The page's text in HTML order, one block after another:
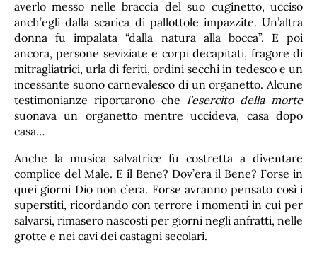
averlo messo nelle braccia del suo cuginetto, ucciso
anch’egli dalla scarica di pallottole impazzite. Un’altra
donna fu impalata “dalla natura alla bocca”. E poi
ancora, persone seviziate e corpi decapitati, fragore di
mitragliatrici, urla di feriti, ordini secchi in tedesco e un
incessante suono carnevalesco di un organetto. Alcune
testimonianze riportarono che l’esercito della morte
suonava un organetto mentre uccideva, casa dopo
casa…
Anche la musica salvatrice fu costretta a diventare
complice del Male. E il Bene? Dov’era il Bene? Forse in
quei giorni Dio non c’era. Forse avranno pensato così i
superstiti, ricordando con terrore i momenti in cui per
salvarsi, rimasero nascosti per giorni negli anfratti, nelle
grotte e nei cavi dei castagni secolari.